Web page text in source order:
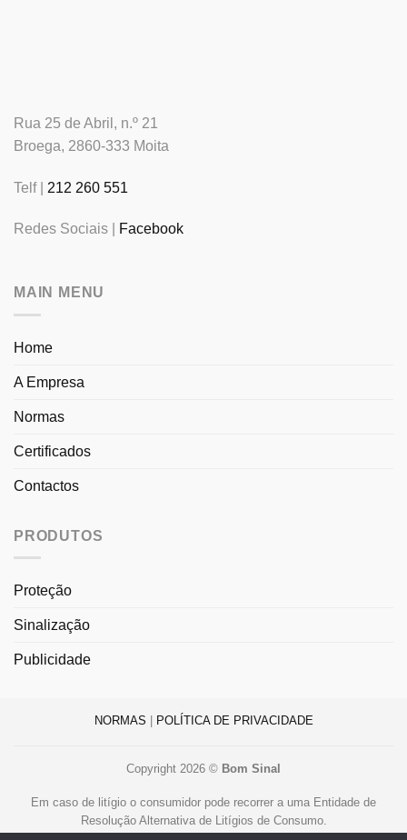
Rua 25 de Abril, n.º 21
Broega, 2860-333 Moita
Telf | 212 260 551
Redes Sociais | Facebook
MAIN MENU
Home
A Empresa
Normas
Certificados
Contactos
PRODUTOS
Proteção
Sinalização
Publicidade
NORMAS POLÍTICA DE PRIVACIDADE
Copyright 2026 © Bom Sinal
Em caso de litígio o consumidor pode recorrer a uma Entidade de
Resolução Alternativa de Litígios de Consumo.